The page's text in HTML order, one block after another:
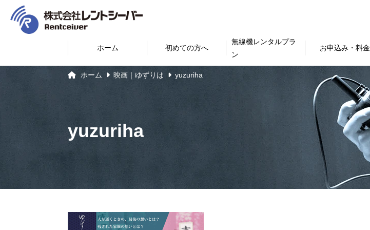
ホーム 初めての方へ
無線機レンタルプラ
ン
お申込み・料金
ホーム 映画｜ゆずりは yuzuriha
yuzuriha